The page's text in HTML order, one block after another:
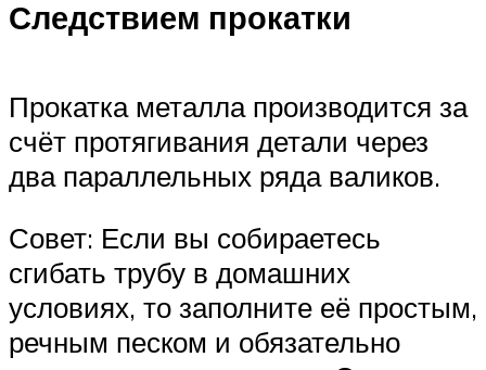
Следствием прокатки
Прокатка металла производится за
счёт протягивания детали через
два параллельных ряда валиков.
Совет: Если вы собираетесь
сгибать трубу в домашних
условиях, то заполните её простым,
речным песком и обязательно